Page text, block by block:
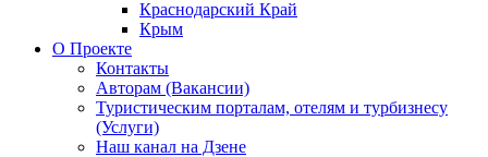
Краснодарский Край
Крым
О Проекте
Контакты
Авторам (Вакансии)
Туристическим порталам, отелям и турбизнесу
(Услуги)
Наш канал на Дзене